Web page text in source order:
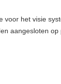
voor het visie
aangesloten